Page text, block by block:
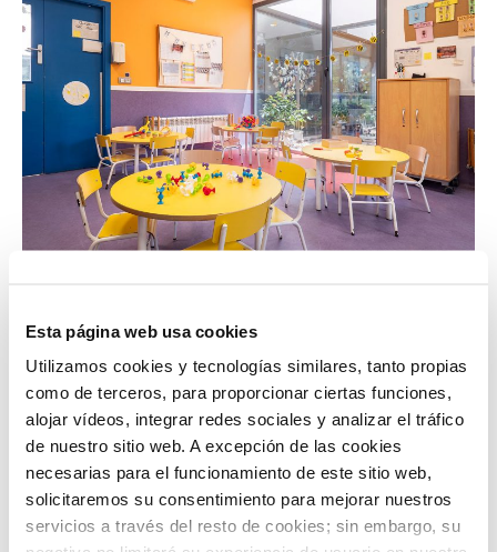
Esta página web usa cookies
Utilizamos cookies y tecnologías similares, tanto propias
como de terceros, para proporcionar ciertas funciones,
alojar vídeos, integrar redes sociales y analizar el tráfico
de nuestro sitio web. A excepción de las cookies
necesarias para el funcionamiento de este sitio web,
solicitaremos su consentimiento para mejorar nuestros
servicios a través del resto de cookies; sin embargo, su
Visita Irene Carvajal a
E.I.M.Mafalda y Guille
5 MARZO, 2025
La concejala de Educación y Cultura, Irene
Carvajal, ha visitado esta mañana la escuela
infantil Mafalda y Guille ubicada en el barrio de
Parquesol.